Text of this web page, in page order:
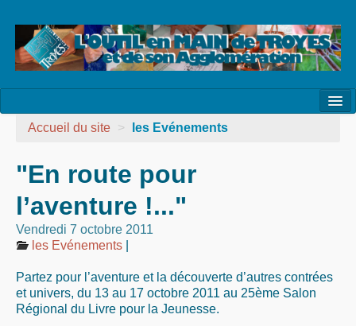
l’Association
les Evénements
les Réalisations
Agenda
Contact
Accueil du site > les Evénements
"En route pour
l’aventure !..."
Vendredi 7 octobre 2011
les Evénements
Partez pour l’aventure et la découverte d’autres contrées
et univers, du 13 au 17 octobre 2011 au 25ème Salon
Régional du Livre pour la Jeunesse.